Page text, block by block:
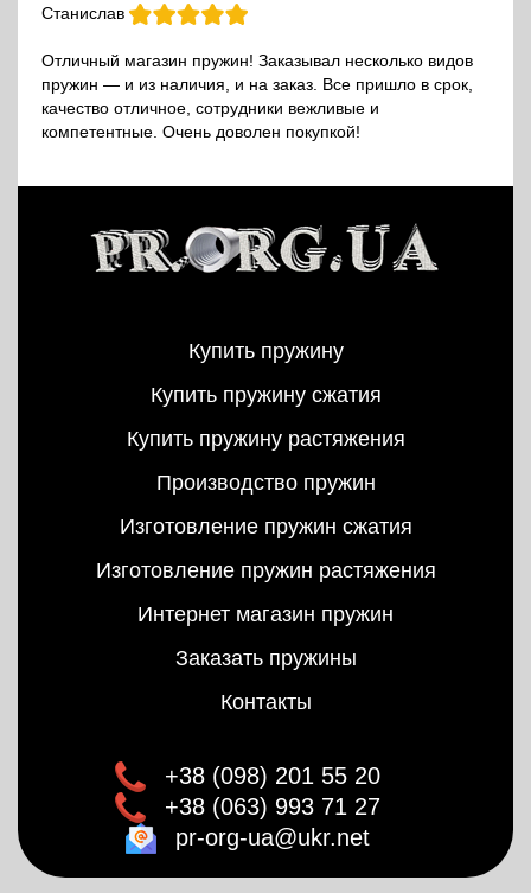
Станислав
Отличный магазин пружин! Заказывал несколько видов
пружин — и из наличия, и на заказ. Все пришло в срок,
качество отличное, сотрудники вежливые и
компетентные. Очень доволен покупкой!
Купить пружину
Купить пружину сжатия
Купить пружину растяжения
Производство пружин
Изготовление пружин сжатия
Изготовление пружин растяжения
Интернет магазин пружин
Заказать пружины
Контакты
+38 (098) 201 55 20
+38 (063) 993 71 27
pr-org-ua@ukr.net